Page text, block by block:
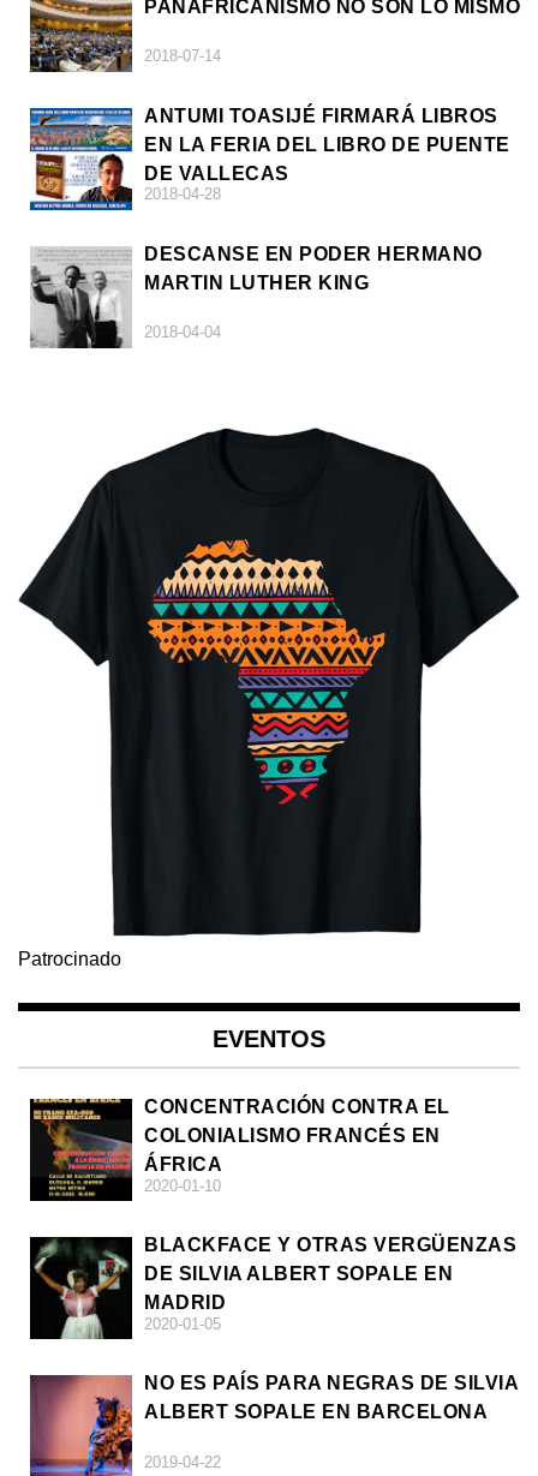
PANAFRICANISMO NO SON LO MISMO
2018-07-14
ANTUMI TOASIJÉ FIRMARÁ LIBROS
EN LA FERIA DEL LIBRO DE PUENTE
DE VALLECAS
2018-04-28
DESCANSE EN PODER HERMANO
MARTIN LUTHER KING
2018-04-04
Patrocinado
EVENTOS
CONCENTRACIÓN CONTRA EL
COLONIALISMO FRANCÉS EN
ÁFRICA
2020-01-10
BLACKFACE Y OTRAS VERGÜENZAS
DE SILVIA ALBERT SOPALE EN
MADRID
2020-01-05
NO ES PAÍS PARA NEGRAS DE SILVIA
ALBERT SOPALE EN BARCELONA
2019-04-22